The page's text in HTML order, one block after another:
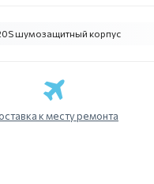
шумозащитный корпус
к месту ремонта